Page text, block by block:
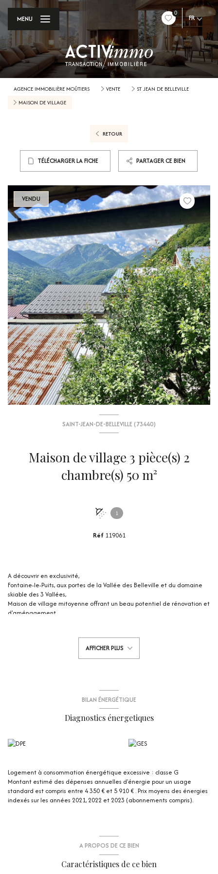
0
FR
MENU
AGENCE IMMOBILIÈRE MOÛTIERS VENTE
ST JEAN DE BELLEVILLE
MAISON DE VILLAGE
RETOUR
TÉLÉCHARGER LA FICHE PARTAGER CE BIEN
VENDU
SAINT-JEAN-DE-BELLEVILLE (73440)
Maison de village 3 pièce(s) 2
chambre(s) 50 m²
1
Réf 119061
A découvrir en exclusivité,
Fontaine-le-Puits, aux portes de la Vallée des Belleville et du domaine
skiable des 3 Vallées,
Maison de village mitoyenne offrant un beau potentiel de rénovation et
d'aménagement.
deux chambres et sanitaires.
Quelques travaux de rénovation permettront de retrouver le confort
d'un appartement spacieux.
Cette propriété offre une belle luminosité ainsi qu'une exposition Ouest
AFFICHER PLUS
BILAN ÉNERGÉTIQUE
Diagnostics énergetiques
Logement à consommation énergétique excessive : classe G
Montant estimé des dépenses annuelles d'énergie pour un usage
standard est compris entre 4 350 € et 5 910 € . Prix moyens des énergies
indexés sur les années 2021, 2022 et 2023 (abonnements compris).
A PROPOS DE CE BIEN
Caractéristiques de ce bien